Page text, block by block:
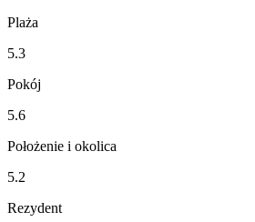
Plaża
5.3
Pokój
5.6
Położenie i okolica
5.2
Rezydent